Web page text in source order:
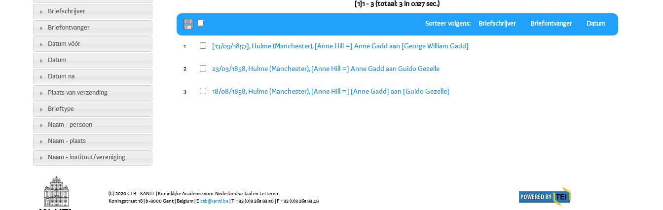
[1]1 - 3 (totaal: 3 in 0.127 sec.)
Sorteer volgens: Briefschrijver Briefontvanger Datum
1 [13/09/1857], Hulme (Manchester), [Anne Hill =] Anne Gadd aan [George William Gadd]
2 23/03/1858, Hulme (Manchester), [Anne Hill =] Anne Gadd aan Guido Gezelle
3 18/08/1858, Hulme (Manchester), [Anne Hill =] [Anne Gadd] aan [Guido Gezelle]
Briefschrijver
Briefontvanger
Datum vóór
Datum
Datum na
Plaats van verzending
Brieftype
Naam - persoon
Naam - plaats
Naam - instituut/vereniging
(C) 2020 CTB - KANTL | Koninklijke Academie voor Nederlandse Taal en Letteren
Koningstraat 18 | b-9000 Gent | Belgium | Ectb@kantl.be | T +32 (0)9 265 93 50 | F +32 (0)9 265 93 49